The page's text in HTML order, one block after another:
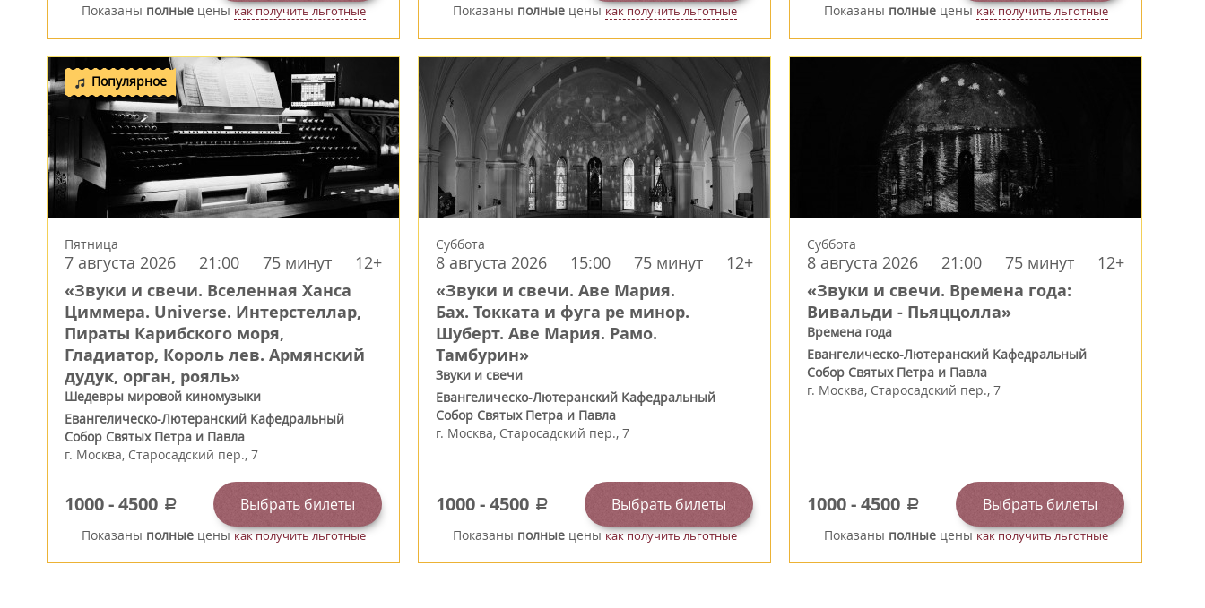
Показаны полныеценыкак получить льготные Показаны полныеценыкак получить льготные Показаны полныеценыкак получить льготные
Популярное
Пятница
7 августа 2026 21:00 75 минут 12+
«Звуки и свечи. Вселенная Ханса
Циммера. Universe. Интерстеллар,
Пираты Карибского моря,
Гладиатор, Король лев. Армянский
дудук, орган, рояль»
Шедевры мировой киномузыки
Евангелическо-Лютеранский Кафедральный
Собор Святых Петра и Павла
г. Москва, Старосадский пер., 7
1000-4500 a Выбрать билеты
Показаны полныеценыкак получить льготные
Суббота
8 августа 2026 15:00 75 минут 12+
«Звуки и свечи. Аве Мария.
Бах. Токката и фуга ре минор.
Шуберт. Аве Мария. Рамо.
Тамбурин»
Звуки и свечи
Евангелическо-Лютеранский Кафедральный
Собор Святых Петра и Павла
г. Москва, Старосадский пер., 7
1000-4500 a Выбрать билеты
Показаны полныеценыкак получить льготные
Суббота
8 августа 2026 21:00 75 минут 12+
«Звуки и свечи. Времена года:
Вивальди - Пьяццолла»
Времена года
Евангелическо-Лютеранский Кафедральный
Собор Святых Петра и Павла
г. Москва, Старосадский пер., 7
1000-4500 a Выбрать билеты
Показаны полныеценыкак получить льготные